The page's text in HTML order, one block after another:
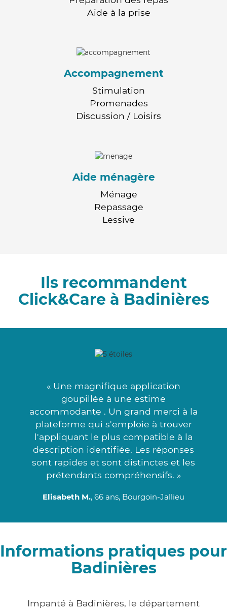
Aide à la prise
Accompagnement
Stimulation
Promenades
Discussion / Loisirs
Aide ménagère
Ménage
Repassage
Lessive
Ils recommandent
Click&Care à Badinières
« Une magnifique application
goupillée à une estime
accommodante . Un grand merci à la
plateforme qui s'emploie à trouver
l'appliquant le plus compatible à la
description identifiée. Les réponses
sont rapides et sont distinctes et les
prétendants compréhensifs. »
Elisabeth M., 66 ans, Bourgoin-Jallieu
Informations pratiques pour
Badinières
Impanté à Badinières, le département